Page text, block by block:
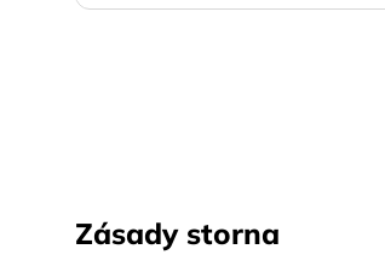
Zásady storna